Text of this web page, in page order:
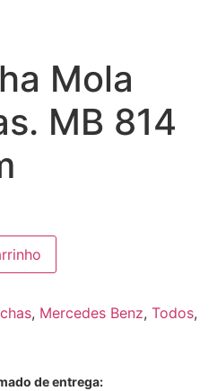
Mola
MB 814
, Mercedes Benz, Todos,
de entrega: